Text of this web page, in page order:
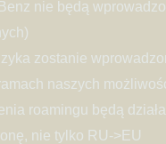
nie będą
zostanie
naszych
roamingu będą
nie tylko RU->EU